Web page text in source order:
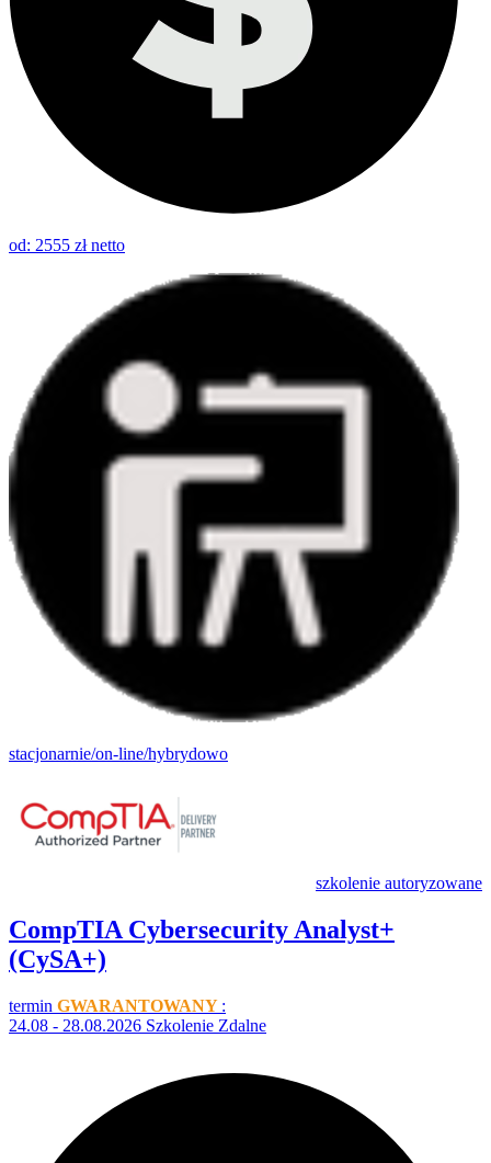
od: 2555 zł netto
stacjonarnie/on-line/hybrydowo
szkolenie autoryzowane
CompTIA Cybersecurity Analyst+
(CySA+)
termin GWARANTOWANY :
24.08 - 28.08.2026 Szkolenie Zdalne